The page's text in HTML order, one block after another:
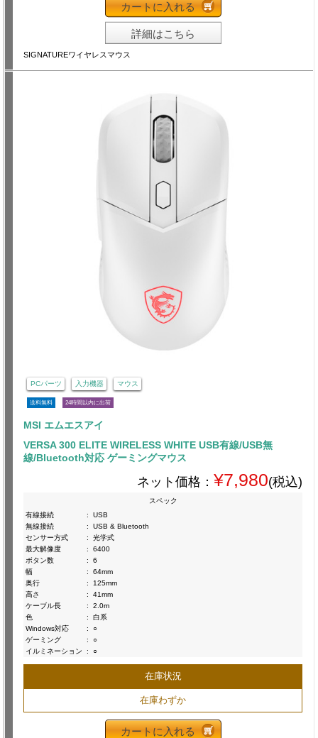
カートに入れる
詳細はこちら
SIGNATUREワイヤレスマウス
PCパーツ 入力機器 マウス
送料無料 24時間以内に出荷
MSI エムエスアイ
VERSA 300 ELITE WIRELESS WHITE USB有線/USB無
線/Bluetooth対応 ゲーミングマウス
ネット価格： ¥7,980(税込)
スペック
有線接続
:
USB
無線接続
:
USB & Bluetooth
センサー方式
:
光学式
最大解像度
:
6400
ボタン数
:
6
幅
:
64mm
奥行
:
125mm
高さ
:
41mm
ケーブル長
:
2.0m
色
:
白系
Windows対応
:
○
ゲーミング
:
○
イルミネーション
: ○
在庫状況
在庫わずか
カートに入れる